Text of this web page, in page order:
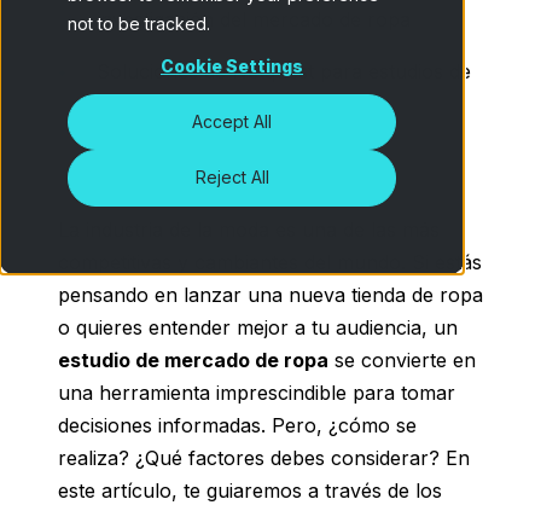
not to be tracked.
Cookie Settings
Accept All
Reject All
investigación del mercado de ropa
Soluciones de Netquest para estudios de
competitivas y cambiantes del mundo. Si estás
pensando en lanzar una nueva tienda de ropa
o quieres entender mejor a tu audiencia, un
estudio de mercado de ropa se convierte en
una herramienta imprescindible para tomar
decisiones informadas. Pero, ¿cómo se
realiza? ¿Qué factores debes considerar? En
este artículo, te guiaremos a través de los